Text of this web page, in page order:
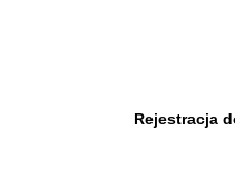
Rejestracja